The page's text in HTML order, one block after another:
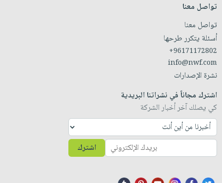
تواصل معنا
تواصل معنا
أسئلة يتكرر طرحها
+96171172802
info@nwf.com
نشرة الإصدارات
اشترك مجاناً في نشراتنا البريدية
كي يصلك آخر أخبار الشركة
اشترك